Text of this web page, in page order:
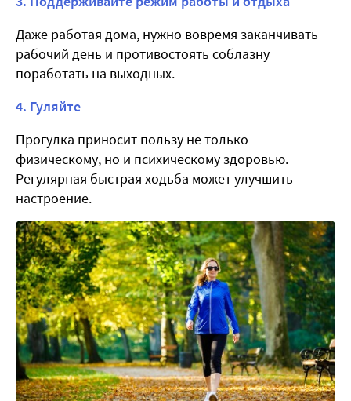
Даже работая дома, нужно вовремя заканчивать
рабочий день и противостоять соблазну
поработать на выходных.
4. Гуляйте
Прогулка приносит пользу не только
физическому, но и психическому здоровью.
Регулярная быстрая ходьба может улучшить
настроение.